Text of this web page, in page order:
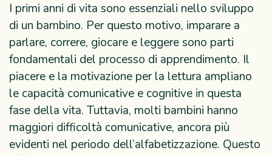
I primi anni di vita sono essenziali nello sviluppo
di un bambino. Per questo motivo, imparare a
parlare, correre, giocare e leggere sono parti
fondamentali del processo di apprendimento. Il
piacere e la motivazione per la lettura ampliano
le capacità comunicative e cognitive in questa
fase della vita. Tuttavia, molti bambini hanno
maggiori difficoltà comunicative, ancora più
evidenti nel periodo dell’alfabetizzazione. Questo